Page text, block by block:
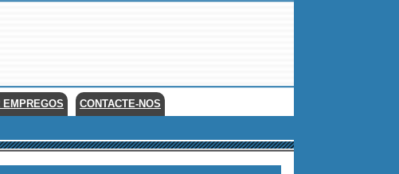
EMPREGOS CONTACTE-NOS